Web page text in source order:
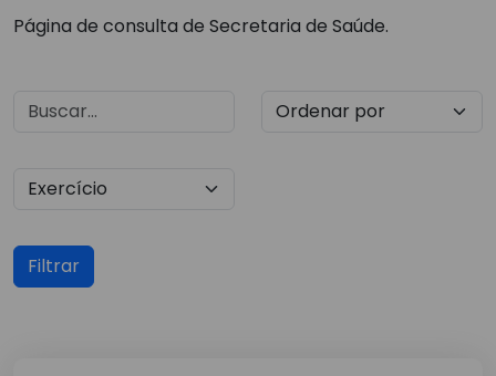
Página de consulta de Secretaria de Saúde.
Filtrar